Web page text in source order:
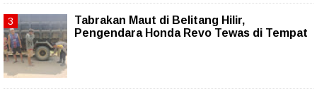
Tabrakan Maut di Belitang Hilir,
Pengendara Honda Revo Tewas di Tempat